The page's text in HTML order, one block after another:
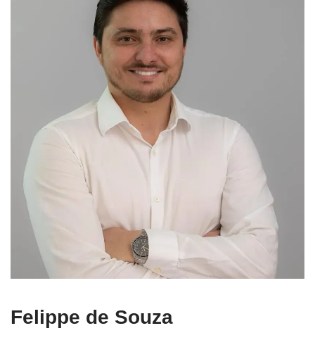
Felippe de Souza